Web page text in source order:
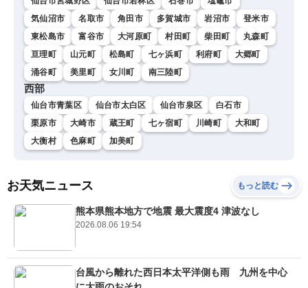
気仙沼市
名取市 角田市 多賀城市 岩沼市
登米市
東松島市
富谷市 大河原町 村田町 柴田町
丸森町
亘理町
山元町 松島町 七ヶ浜町 利府町
大郷町
涌谷町
美里町 女川町 南三陸町
西部
仙台市青葉区 仙台市太白区 仙台市泉区
白石市
栗原市
大崎市 蔵王町 七ヶ宿町 川崎町
大和町
大衡村
色麻町 加美町
お天気ニュース もっと読む
熊本県熊本地方で地震 最大震度4 津波なし
2026.08.06 19:54
台風から離れた西日本太平洋側も雨 九州を中心